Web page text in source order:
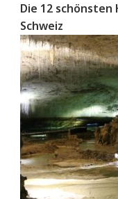
Die 12
Schweiz